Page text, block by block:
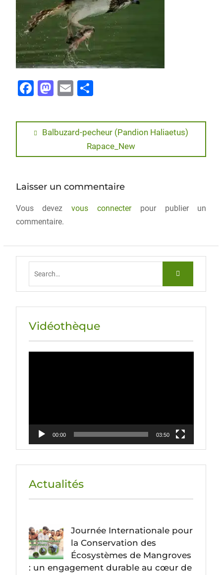
F
c
e
b
o
M
st
o
d
n
E
ai
l
P
ta
g
er
Balbuzard-pecheur (Pandion Haliaetus)
Rapace_New
Laisser un commentaire
Vous devezvous connecterpour publier un
commentaire.
Vidéothèque
00:00 03:50
Actualités
Journée Internationale pour
la Conservation des
Écosystèmes de Mangroves
: un engagement durable au cœur de